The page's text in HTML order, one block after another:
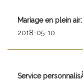
Mariage en plein
2018-05-10
Service